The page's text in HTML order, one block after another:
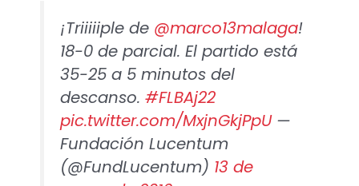
¡Triiiiiple de @marco13malaga!
18-0 de parcial. El partido está
35-25 a 5 minutos del
descanso. #FLBAj22
pic.twitter.com/MxjnGkjPpU—
Fundación Lucentum
(@FundLucentum) 13 de